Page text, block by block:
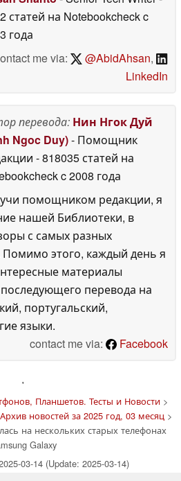
статей на Notebookcheckc
года
me via:
@AbidAhsan,
LinkedIn
перевода: Нин Нгок Дуй
Ngoc Duy)- Помощник
- 818035 статей на
c 2008 года
помощником редакции, я
нашей Библиотеки, в
с самых разных
этого, каждый день я
материалы
перевода на
португальский,
языки.
contact me via:
Facebook
'
Планшетов. Тесты и Новости>
Архив новостей за 2025 год, 03 месяц >
на нескольких старых телефонах
Galaxy
03-14 (Update: 2025-03-14)